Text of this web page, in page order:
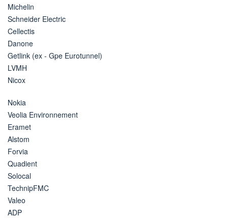
Michelin
Schneider Electric
Cellectis
Danone
Getlink (ex - Gpe Eurotunnel)
LVMH
Nicox
Nokia
Veolia Environnement
Eramet
Alstom
Forvia
Quadient
Solocal
TechnipFMC
Valeo
ADP